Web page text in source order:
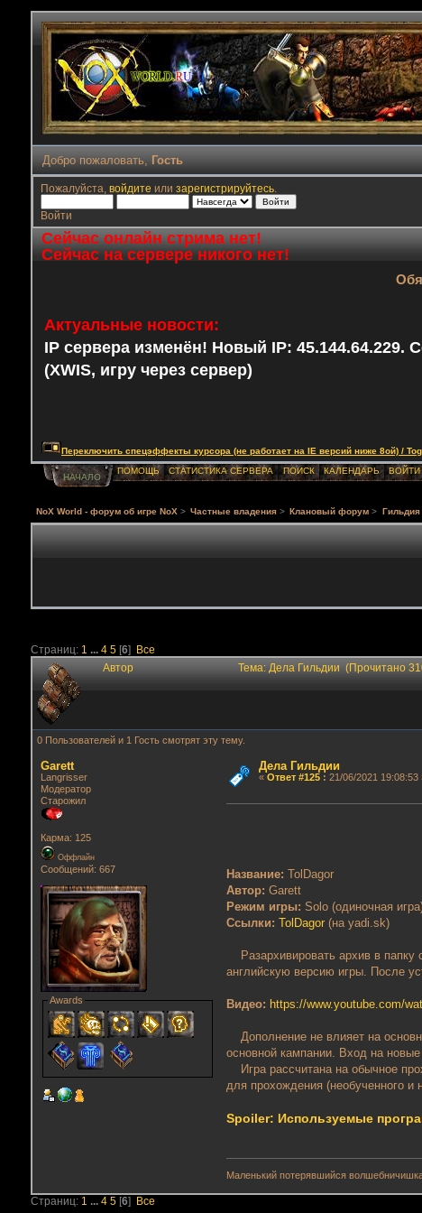
Добро пожаловать, Гость
Пожалуйста, войдите или зарегистрируйтесь.
Войти
Сейчас онлайн стрима нет!
Сейчас на сервере никого нет!
Актуальные новости:
IP сервера изменён! Новый IP: 45.144.64.229.
(XWIS, игру через сервер)
Переключить спецэффекты курсора (не работает на IE версий ниже 8ой) /
НАЧАЛО
ПОМОЩЬ СТАТИСТИКА СЕРВЕРА ПОИСК КАЛЕНДАРЬ ВОЙТИ
NoX World - форум об игре NoX > Частные владения > Клановый форум >
Страниц: 1 ... 4 5[6] Все
Автор Тема: Дела Гильдии (Прочитано
0 Пользователей и 1 Гость смотрят эту тему.
Garett
Langrisser
Модератор
Старожил
Карма: 125
Оффлайн
Сообщений: 667
Awards
Дела Гильдии
« Ответ #125: 21/06/2021 19:08:53
Название: TolDagor
Автор: Garett
Режим игры: Solo (одиночная
Ссылки: TolDagor (на yadi.sk)
Разархивировать архив в папку
английскую версию игры. После
Видео: https://www.youtube.com/
Дополнение не влияет на
основной кампании. Вход на
Игра рассчитана на обычное
для прохождения (необученного и
Spoiler: Используемые
Маленький потерявшийся
Страниц: 1 ... 4 5[6] Все